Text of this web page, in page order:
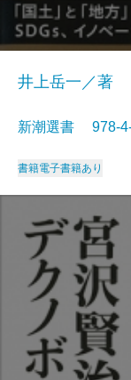
井上岳一／著
新潮選書 978-
書籍電子書籍あり